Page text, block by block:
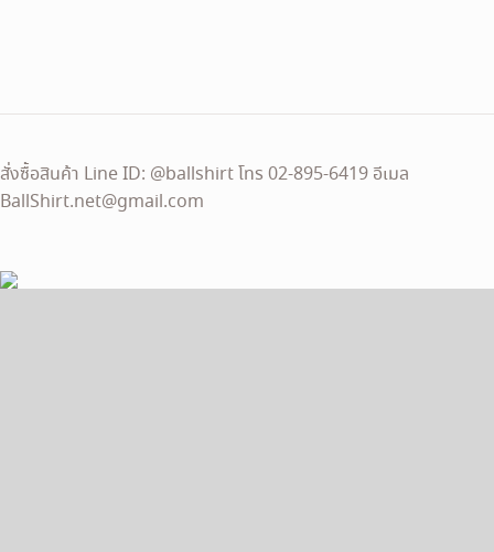
สั่งซื้อสินค้า Line ID: @ballshirt โทร 02-895-6419 อีเมล
BallShirt.net@gmail.com